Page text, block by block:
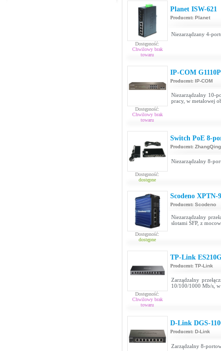
Dostępność:
Chwilowy brak
towaru
Planet ISW-621
Producent: Planet
Niezarządzany 4-
Dostępność:
Chwilowy brak
towaru
IP-COM
Producent: IP-COM
Niezarządzalny 10-
pracy, w metalowej
Dostępność:
dostępne
Switch PoE 8-
Producent: ZhangQing
Niezarządzalny 8-
Dostępność:
dostępne
Scodeno XPTN-
Producent: Scodeno
Niezarządzalny
slotami SFP, z
Dostępność:
Chwilowy brak
towaru
TP-Link
Producent: TP-Link
Zarządzalny
10/100/1000 Mb/s,
D-Link DGS-
Producent: D-Link
Zarządzalny 8-